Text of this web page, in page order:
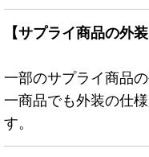
【サプライ商品の外
一部のサプライ商品
一商品でも外装の仕
す。